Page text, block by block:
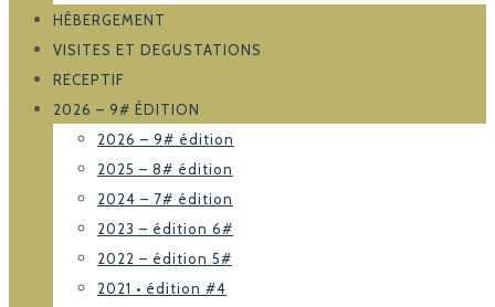
HÉBERGEMENT
VISITES ET DEGUSTATIONS
RECEPTIF
2026 – 9# ÉDITION
2026 – 9# édition
2025 – 8# édition
2024 – 7# édition
2023 – édition 6#
2022 – édition 5#
2021 • édition #4